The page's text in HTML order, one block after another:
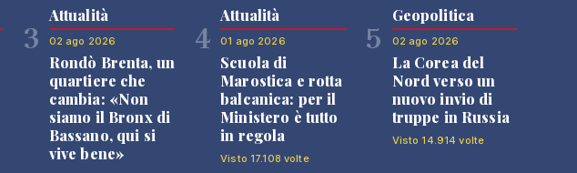
3
Attualità
02 ago 2026
Rondò Brenta, un
quartiere che
cambia: «Non
siamo il Bronx di
Bassano, qui si
vive bene»
4
Attualità
01 ago 2026
Scuola di
Marostica e rotta
balcanica: per il
Ministero è tutto
in regola
Visto 17.108 volte
5
Geopolitica
02 ago 2026
La Corea del
Nord verso un
nuovo invio di
truppe in Russia
Visto 14.914 volte